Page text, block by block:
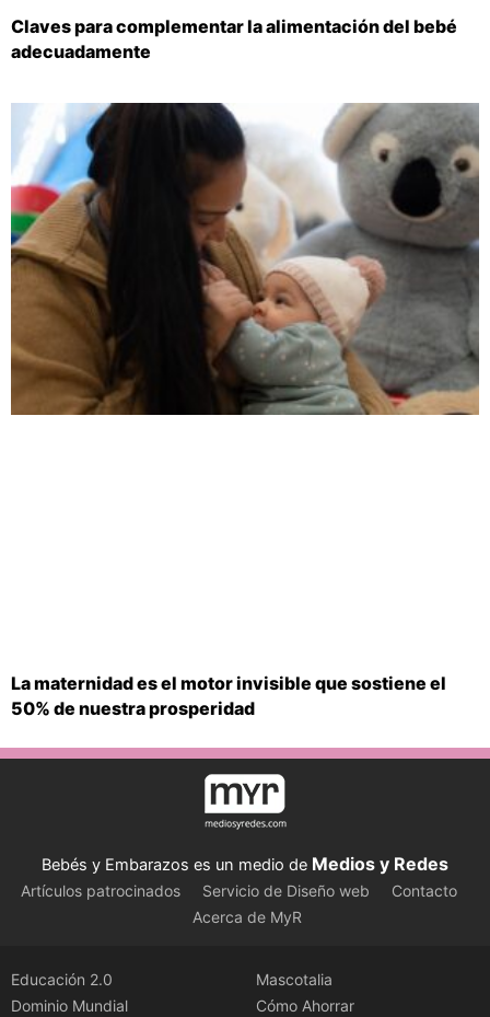
Claves para complementar la alimentación del bebé
adecuadamente
La maternidad es el motor invisible que sostiene el
50% de nuestra prosperidad
Bebés y Embarazos es un medio de Medios y Redes
Artículos patrocinados Servicio de Diseño web
Contacto
Acerca de MyR
Educación 2.0
Dominio Mundial
Mascotalia
Cómo Ahorrar